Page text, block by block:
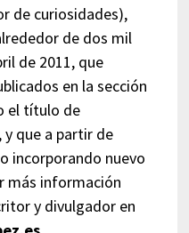
de curiosidades),
de dos mil
de 2011, que
en la sección
el título de
y que a partir de
incorporando nuevo
más información
y divulgador en